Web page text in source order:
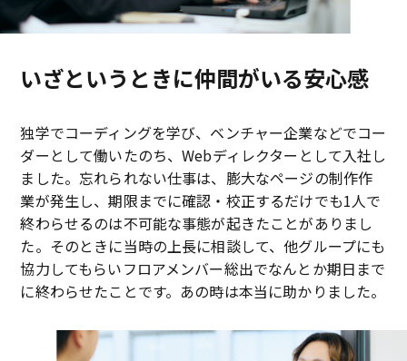
いざというときに仲間がいる安心感
独学でコーディングを学び、ベンチャー企業などでコー
ダーとして働いたのち、Webディレクターとして入社し
ました。忘れられない仕事は、膨大なページの制作作
業が発生し、期限までに確認・校正するだけでも1人で
終わらせるのは不可能な事態が起きたことがありまし
た。そのときに当時の上長に相談して、他グループにも
協力してもらいフロアメンバー総出でなんとか期日まで
に終わらせたことです。あの時は本当に助かりました。